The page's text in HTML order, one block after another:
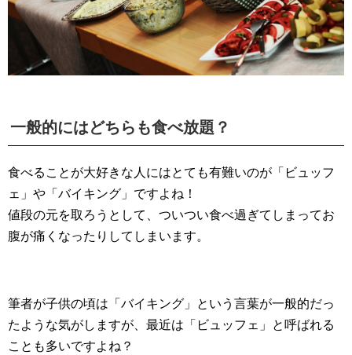
一般的にはどちらも食べ放題？
食べることが大好きな人にはとても有難いのが「ビュッフ
ェ」や「バイキング」ですよね！
値段の元を取ろうとして、ついつい食べ過ぎてしまってお
腹が痛くなったりしてしまいます。
筆者が子供の頃は「バイキング」という言葉が一般的だっ
たような気がしますが、最近は「ビュッフェ」と呼ばれる
ことも多いですよね？